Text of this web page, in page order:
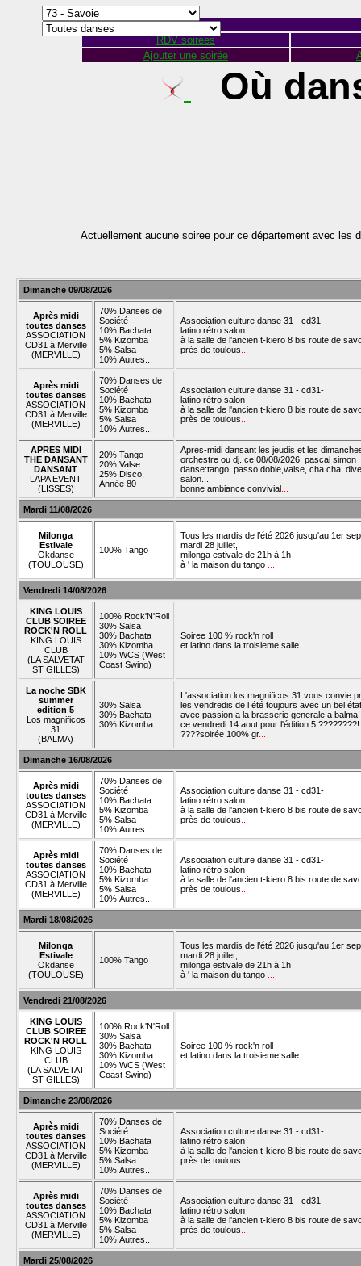
RDV soirées
Ajouter une soirée
Où
Actuellement aucune soiree pour ce département avec
Dimanche 09/08/2026
Après midi
toutes danses
ASSOCIATION
CD31 à Merville
(MERVILLE)
70% Danses de
Société
10% Bachata
5% Kizomba
5% Salsa
10% Autres...
Association culture danse 31 - cd31-
latino rétro salon
à la salle de l'ancien t-kiero 8 bis route de
près de toulous
Après midi
toutes danses
ASSOCIATION
CD31 à Merville
(MERVILLE)
70% Danses de
Société
10% Bachata
5% Kizomba
5% Salsa
10% Autres...
Association culture danse 31 - cd31-
latino rétro salon
à la salle de l'ancien t-kiero 8 bis route de
près de toulous
APRES MIDI
THE DANSANT
DANSANT
LAPA EVENT
(LISSES)
20% Tango
20% Valse
25% Disco,
Année 80
Après-midi dansant les jeudis et les
orchestre ou dj. ce 08/08/2026: pascal simon
danse:tango, passo doble,valse, cha cha,
salon...
bonne ambiance convivial
Mardi 11/08/2026
Milonga
Estivale
Okdanse
(TOULOUSE)
100% Tango
Tous les mardis de l’été 2026 jusqu'au 1er
mardi 28 juillet,
milonga estivale de 21h à 1h
à ' la maison du tango
Vendredi 14/08/2026
KING LOUIS
CLUB SOIREE
ROCK'N ROLL
KING LOUIS
CLUB
(LA SALVETAT
ST GILLES)
100% Rock'N'Roll
30% Salsa
30% Bachata
30% Kizomba
10% WCS (West
Coast Swing)
Soiree 100 % rock'n roll
et latino dans la troisieme salle
La noche SBK
summer
edition 5
Los magnificos
31
(BALMA)
30% Salsa
30% Bachata
30% Kizomba
L'association los magnificos 31 vous convie
les vendredis de l été toujours avec un bel
avec passion a la brasserie generale a
ce vendredi 14 aout pour l'édition 5 ????????!
????soirée 100% gr...
Dimanche 16/08/2026
Après midi
toutes danses
ASSOCIATION
CD31 à Merville
(MERVILLE)
70% Danses de
Société
10% Bachata
5% Kizomba
5% Salsa
10% Autres...
Association culture danse 31 - cd31-
latino rétro salon
à la salle de l'ancien t-kiero 8 bis route de
près de toulous
Après midi
toutes danses
ASSOCIATION
CD31 à Merville
(MERVILLE)
70% Danses de
Société
10% Bachata
5% Kizomba
5% Salsa
10% Autres...
Association culture danse 31 - cd31-
latino rétro salon
à la salle de l'ancien t-kiero 8 bis route de
près de toulous
Mardi 18/08/2026
Milonga
Estivale
Okdanse
(TOULOUSE)
100% Tango
Tous les mardis de l’été 2026 jusqu'au 1er
mardi 28 juillet,
milonga estivale de 21h à 1h
à ' la maison du tango
Vendredi 21/08/2026
KING LOUIS
CLUB SOIREE
ROCK'N ROLL
KING LOUIS
CLUB
(LA SALVETAT
ST GILLES)
100% Rock'N'Roll
30% Salsa
30% Bachata
30% Kizomba
10% WCS (West
Coast Swing)
Soiree 100 % rock'n roll
et latino dans la troisieme salle
Dimanche 23/08/2026
Après midi
toutes danses
ASSOCIATION
CD31 à Merville
(MERVILLE)
70% Danses de
Société
10% Bachata
5% Kizomba
5% Salsa
10% Autres...
Association culture danse 31 - cd31-
latino rétro salon
à la salle de l'ancien t-kiero 8 bis route de
près de toulous
Après midi
toutes danses
ASSOCIATION
CD31 à Merville
(MERVILLE)
70% Danses de
Société
10% Bachata
5% Kizomba
5% Salsa
10% Autres...
Association culture danse 31 - cd31-
latino rétro salon
à la salle de l'ancien t-kiero 8 bis route de
près de toulous
Mardi 25/08/2026